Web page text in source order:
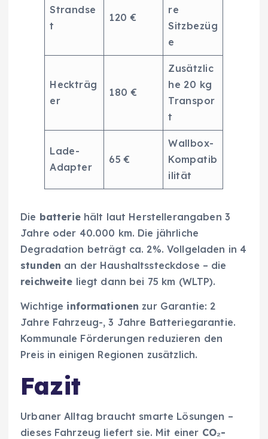
Strandse
t
120 €
re
Sitzbezüg
e
Heckträg
er
180 €
Zusätzlic
he 20 kg
Transpor
t
Lade-
Adapter
65 €
Wallbox-
Kompatib
ilität
Die batteriehält laut Herstellerangaben 3
Jahre oder 40.000 km. Die jährliche
Degradation beträgt ca. 2%. Vollgeladen in 4
stunden an der Haushaltssteckdose – die
reichweite liegt dann bei 75 km (WLTP).
Wichtige informationen zur Garantie: 2
Jahre Fahrzeug-, 3 Jahre Batteriegarantie.
Kommunale Förderungen reduzieren den
Preis in einigen Regionen zusätzlich.
Fazit
Urbaner Alltag braucht smarte Lösungen –
dieses Fahrzeug liefert sie. Mit einer CO₂-